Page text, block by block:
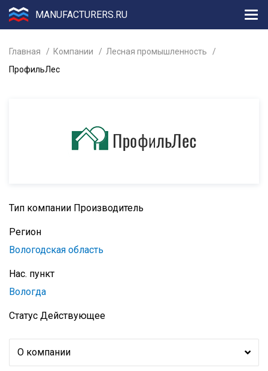
MANUFACTURERS.RU
Главная Компании
Лесная промышленность
ПрофильЛес
Тип компании Производитель
Регион
Вологодская область
Нас. пункт
Вологда
Статус Действующее
О компании